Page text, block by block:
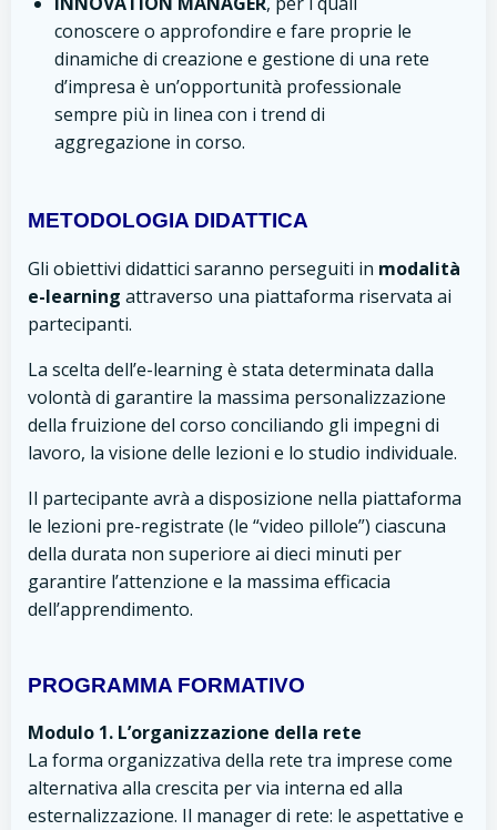
conoscere o approfondire e fare proprie le
dinamiche di creazione e gestione di una rete
d’impresa è un’opportunità professionale
sempre più in linea con i trend di
aggregazione in corso.
METODOLOGIA DIDATTICA
Gli obiettivi didattici saranno perseguiti in modalità
e-learning attraverso una piattaforma riservata ai
partecipanti.
La scelta dell’e-learning è stata determinata dalla
volontà di garantire la massima personalizzazione
della fruizione del corso conciliando gli impegni di
lavoro, la visione delle lezioni e lo studio individuale.
Il partecipante avrà a disposizione nella piattaforma
le lezioni pre-registrate (le “video pillole”) ciascuna
della durata non superiore ai dieci minuti per
garantire l’attenzione e la massima efficacia
dell’apprendimento.
PROGRAMMA FORMATIVO
Modulo 1. L’organizzazione della rete
La forma organizzativa della rete tra imprese come
alternativa alla crescita per via interna ed alla
esternalizzazione. Il manager di rete: le aspettative e